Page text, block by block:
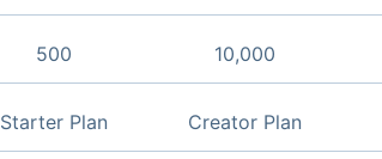
500
Starter Plan
10,000
Creator Plan